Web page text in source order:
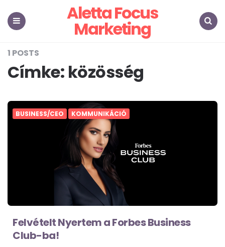
Aletta Focus
Marketing
1 POSTS
Címke: közösség
BUSINESS/CEO KOMMUNIKÁCIÓ
Felvételt Nyertem a Forbes Business
Club-ba!